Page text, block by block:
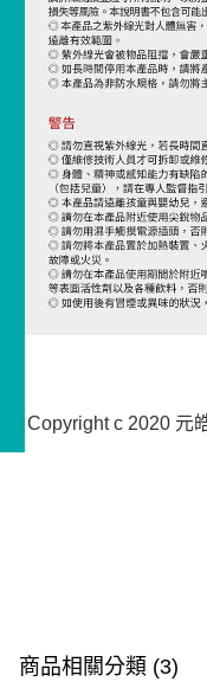
Copyright c 2020 元
商品相關分類 (3)